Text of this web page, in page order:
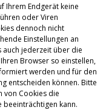
Ihrem Endgerät keine
oder Viren
dennoch nicht
Einstellungen an
auch jederzeit über die
Browser so einstellen,
werden und für den
entscheiden können. Bitte
von Cookies die
kann.